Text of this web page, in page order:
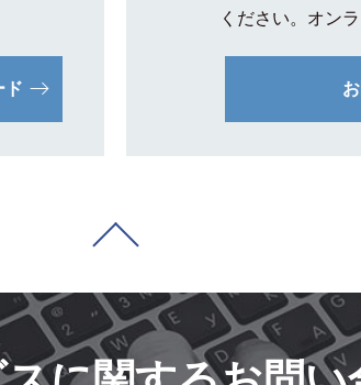
ド
ください。オン